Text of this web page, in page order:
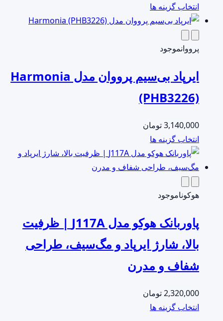
ممکن
محصول
شوند
انتخاب گزینه ها
محصول
می
گزینه
ممکن
است
در
صفحه
شوند
پرووانموجود
ایرپاد بی‌سیم پرووان مدل Harmonia
(PHB3226)
3,140,000تومان
انتخاب گزینه ها
محصول
دارای
باشد.
گزینه
ها
ممکن
در
هوکوناموجود
پاوربانک هوکو مدل J117A | ظرفیت
بالا، شارژ ایرپاد و مگ‌سیف، طراحی
شفاف و مدرن
2,320,000تومان
انتخاب گزینه ها